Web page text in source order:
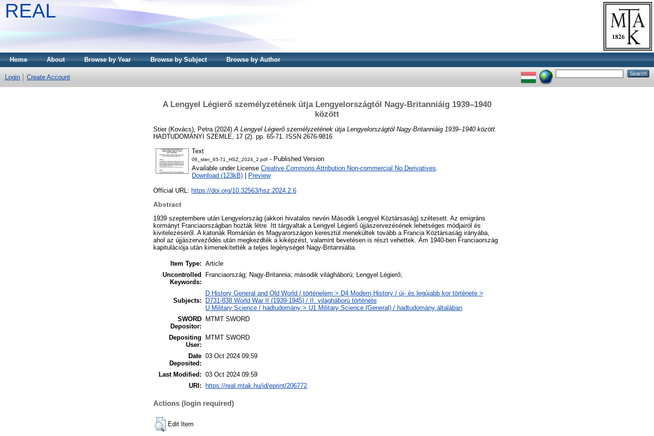
REAL
Home About Browse by Year Browse by Subject Browse by Author
Login Create Account
A Lengyel Légierő személyzetének útja Lengyelországtól Nagy-Britanniáig 1939–1940
között
Stier (Kovács), Petra (2024) A Lengyel Légierő személyzetének útja Lengyelországtól Nagy-Britanniáig 1939–1940 között.
HADTUDOMÁNYI SZEMLE, 17 (2). pp. 65-71. ISSN 2676-9816
Text
06_stier_65-71_HSZ_2024_2.pdf - Published Version
Available under License Creative Commons Attribution Non-commercial No Derivatives.
Download (123kB)
Preview
Official URL: https://doi.org/10.32563/hsz.2024.2.6
Abstract
1939 szeptembere után Lengyelország (akkori hivatalos nevén Második Lengyel Köztársaság) szétesett. Az emigráns
kormányt Franciaországban hozták létre. Itt tárgyaltak a Lengyel Légierő újjászervezésének lehetséges módjairól és
kivitelezéséről. A katonák Románián és Magyarországon keresztül menekültek tovább a Francia Köztársaság irányába,
ahol az újjászerveződés után megkezdték a kiképzést, valamint bevetésen is részt vehettek. Ám 1940-ben Franciaország
kapitulációja után kimenekítették a teljes legénységet Nagy-Britanniába.
Item Type: Article
Uncontrolled
Keywords:
Franciaország; Nagy-Britannia; második világháború; Lengyel Légierő;
Subjects:
D History General and Old World / történelem > D4 Modern History / új- és legújabb kor története >
D731-838 World War II (1939-1945) / II. világháború története
U Military Science / hadtudomány > U1 Military Science (General) / hadtudomány általában
SWORD
Depositor:
MTMT SWORD
Depositing
User:
MTMT SWORD
Date
Deposited:
03 Oct 2024 09:59
Last Modified: 03 Oct 2024 09:59
URI:
https://real.mtak.hu/id/eprint/206772
Actions (login required)
Edit Item